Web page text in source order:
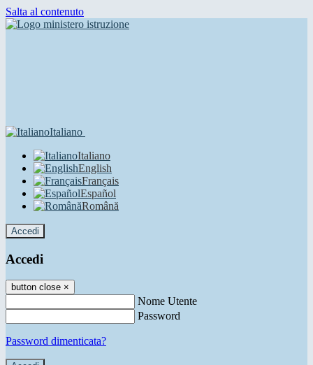
Salta al contenuto
Italiano
Italiano
English
Français
Español
Română
Accedi
Accedi
button close ×
Nome Utente
Password
Password dimenticata?